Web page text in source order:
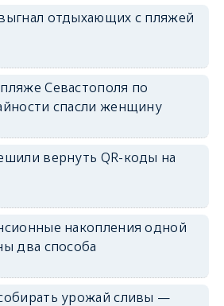
отдыхающих с пляжей
Севастополя по
спасли женщину
вернуть QR-коды на
накопления одной
два способа
урожай сливы —